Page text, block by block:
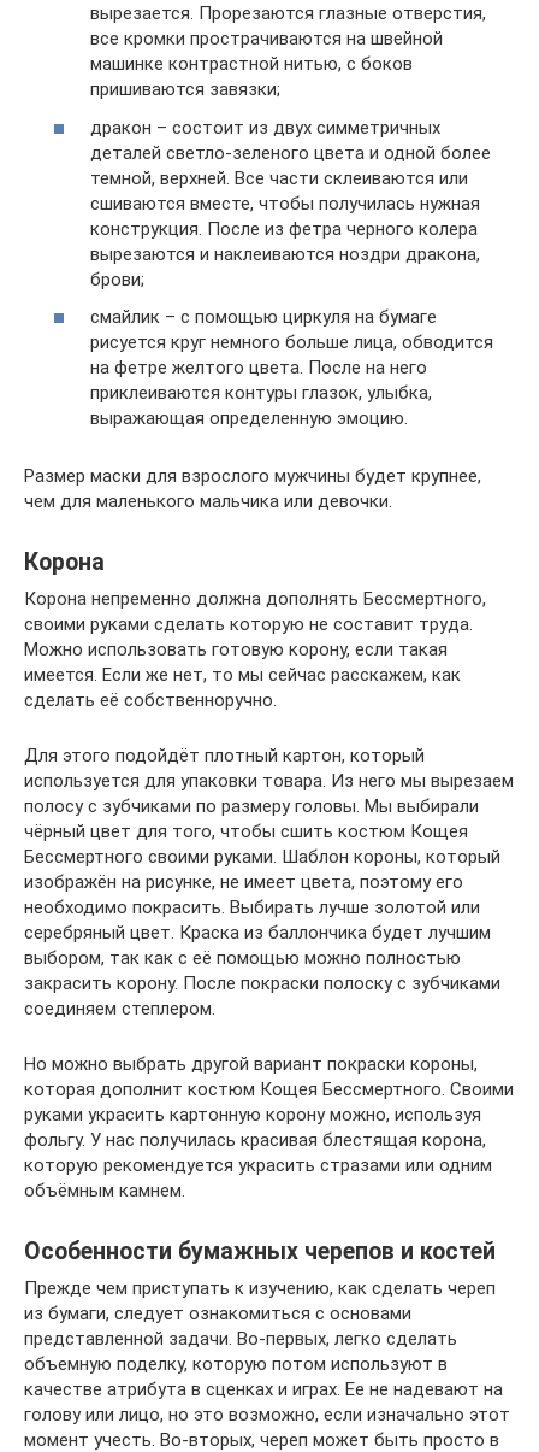
вырезается. Прорезаются глазные отверстия,
все кромки прострачиваются на швейной
машинке контрастной нитью, с боков
пришиваются завязки;
дракон – состоит из двух симметричных
деталей светло-зеленого цвета и одной более
темной, верхней. Все части склеиваются или
сшиваются вместе, чтобы получилась нужная
конструкция. После из фетра черного колера
вырезаются и наклеиваются ноздри дракона,
брови;
смайлик – с помощью циркуля на бумаге
рисуется круг немного больше лица, обводится
на фетре желтого цвета. После на него
приклеиваются контуры глазок, улыбка,
выражающая определенную эмоцию.
Размер маски для взрослого мужчины будет крупнее,
чем для маленького мальчика или девочки.
Корона
Корона непременно должна дополнять Бессмертного,
своими руками сделать которую не составит труда.
Можно использовать готовую корону, если такая
имеется. Если же нет, то мы сейчас расскажем, как
сделать её собственноручно.
Для этого подойдёт плотный картон, который
используется для упаковки товара. Из него мы вырезаем
полосу с зубчиками по размеру головы. Мы выбирали
чёрный цвет для того, чтобы сшить костюм Кощея
Бессмертного своими руками. Шаблон короны, который
изображён на рисунке, не имеет цвета, поэтому его
необходимо покрасить. Выбирать лучше золотой или
серебряный цвет. Краска из баллончика будет лучшим
выбором, так как с её помощью можно полностью
закрасить корону. После покраски полоску с зубчиками
соединяем степлером.
Но можно выбрать другой вариант покраски короны,
которая дополнит костюм Кощея Бессмертного. Своими
руками украсить картонную корону можно, используя
фольгу. У нас получилась красивая блестящая корона,
которую рекомендуется украсить стразами или одним
объёмным камнем.
Особенности бумажных черепов и костей
Прежде чем приступать к изучению, как сделать череп
из бумаги, следует ознакомиться с основами
представленной задачи. Во-первых, легко сделать
объемную поделку, которую потом используют в
качестве атрибута в сценках и играх. Ее не надевают на
голову или лицо, но это возможно, если изначально этот
момент учесть. Во-вторых, череп может быть просто в